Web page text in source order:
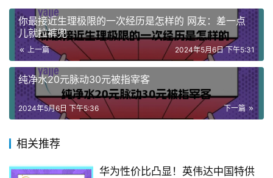
你最接近生理极限的一次经历是怎样的 网友：差一点
儿就拉裤兜
上一篇 2024年5月6日 下午5:31
纯净水20元脉动30元被指宰客
下一篇
2024年5月6日 下午5:36
相关推荐
华为性价比凸显！英伟达中国特供